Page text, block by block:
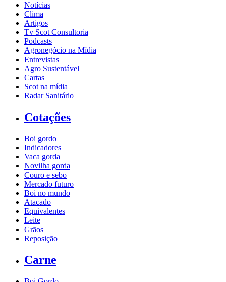
Notícias
Clima
Artigos
Tv Scot Consultoria
Podcasts
Agronegócio na Mídia
Entrevistas
Agro Sustentável
Cartas
Scot na mídia
Radar Sanitário
Cotações
Boi gordo
Indicadores
Vaca gorda
Novilha gorda
Couro e sebo
Mercado futuro
Boi no mundo
Atacado
Equivalentes
Leite
Grãos
Reposição
Carne